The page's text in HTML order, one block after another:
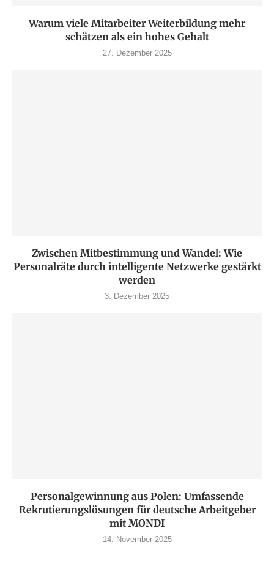
Warum viele Mitarbeiter Weiterbildung mehr
schätzen als ein hohes Gehalt
27. Dezember 2025
Zwischen Mitbestimmung und Wandel: Wie
Personalräte durch intelligente Netzwerke gestärkt
werden
3. Dezember 2025
Personalgewinnung aus Polen: Umfassende
Rekrutierungslösungen für deutsche Arbeitgeber
mit MONDI
14. November 2025